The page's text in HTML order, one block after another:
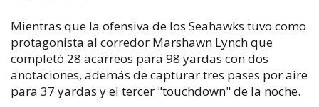
Mientras que la ofensiva de los Seahawks tuvo como
protagonista al corredor Marshawn Lynch que
completó 28 acarreos para 98 yardas con dos
anotaciones, además de capturar tres pases por aire
para 37 yardas y el tercer "touchdown" de la noche.